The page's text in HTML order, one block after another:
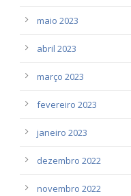
maio 2023
abril 2023
março 2023
fevereiro 2023
janeiro 2023
dezembro 2022
novembro 2022